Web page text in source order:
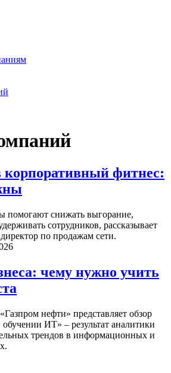
фитнес:
помогают снижать выгорание,
сотрудников, рассказывает
по продажам сети.
чему нужно учить
нефти» представляет обзор
ИТ» – результат аналитики
трендов в информационных и